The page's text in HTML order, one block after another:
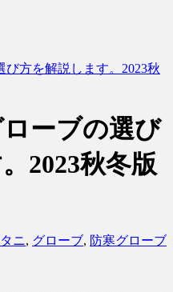
方を解説します。2023秋
ーブの選び
2023秋冬版
ニ, グローブ, 防寒グローブ